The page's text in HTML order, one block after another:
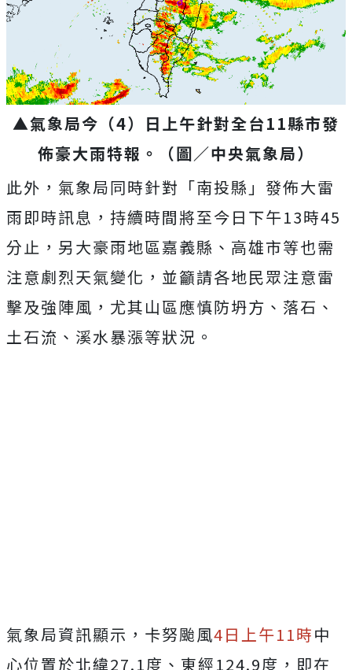
▲氣象局今（4）日上午針對全台11縣市發
佈豪大雨特報。（圖／中央氣象局）
此外，氣象局同時針對「南投縣」發佈大雷
雨即時訊息，持續時間將至今日下午13時45
分止，另大豪雨地區嘉義縣、高雄市等也需
注意劇烈天氣變化，並籲請各地民眾注意雷
擊及強陣風，尤其山區應慎防坍方、落石、
土石流、溪水暴漲等狀況。
氣象局資訊顯示，卡努颱風4日上午11時中
心位置於北緯27.1度、東經124.9度，即在